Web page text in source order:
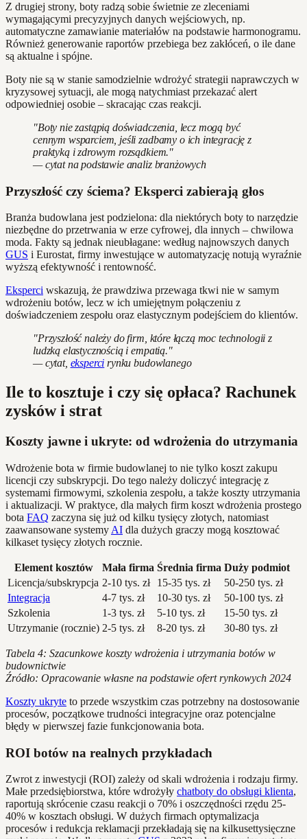
Z drugiej strony, boty radzą sobie świetnie ze zleceniami
wymagającymi precyzyjnych danych wejściowych, np.
automatyczne zamawianie materiałów na podstawie harmonogramu.
Również generowanie raportów przebiega bez zakłóceń, o ile dane
są aktualne i spójne.
Boty nie są w stanie samodzielnie wdrożyć strategii naprawczych w
kryzysowej sytuacji, ale mogą natychmiast przekazać alert
odpowiedniej osobie – skracając czas reakcji.
"Boty nie zastąpią doświadczenia, lecz mogą być
cennym wsparciem, jeśli zadbamy o ich integrację z
praktyką i zdrowym rozsądkiem."
— cytat na podstawie analiz branżowych
Przyszłość czy ściema? Eksperci zabierają głos
Branża budowlana jest podzielona: dla niektórych boty to narzędzie
niezbędne do przetrwania w erze cyfrowej, dla innych – chwilowa
moda. Fakty są jednak nieubłagane: według najnowszych danych
GUS i Eurostat, firmy inwestujące w automatyzację notują wyraźnie
wyższą efektywność i rentowność.
Eksperci wskazują, że prawdziwa przewaga tkwi nie w samym
wdrożeniu botów, lecz w ich umiejętnym połączeniu z
doświadczeniem zespołu oraz elastycznym podejściem do klientów.
"Przyszłość należy do firm, które łączą moc technologii z
ludzką elastycznością i empatią."
— cytat, eksperci rynku budowlanego
Ile to kosztuje i czy się opłaca? Rachunek
zysków i strat
Koszty jawne i ukryte: od wdrożenia do utrzymania
Wdrożenie bota w firmie budowlanej to nie tylko koszt zakupu
licencji czy subskrypcji. Do tego należy doliczyć integrację z
systemami firmowymi, szkolenia zespołu, a także koszty utrzymania
i aktualizacji. W praktyce, dla małych firm koszt wdrożenia prostego
bota FAQ zaczyna się już od kilku tysięcy złotych, natomiast
zaawansowane systemy AI dla dużych graczy mogą kosztować
kilkaset tysięcy złotych rocznie.
Element kosztów Mała firma Średnia firma Duży podmiot
Licencja/subskrypcja 2-10 tys. zł 15-35 tys. zł
50-250 tys. zł
Integracja
4-7 tys. zł 10-30 tys. zł
50-100 tys. zł
Szkolenia
1-3 tys. zł 5-10 tys. zł
15-50 tys. zł
Utrzymanie (rocznie) 2-5 tys. zł 8-20 tys. zł 30-80 tys. zł
Tabela 4: Szacunkowe koszty wdrożenia i utrzymania botów w
budownictwie
Źródło: Opracowanie własne na podstawie ofert rynkowych 2024
Koszty ukryte to przede wszystkim czas potrzebny na dostosowanie
procesów, początkowe trudności integracyjne oraz potencjalne
błędy w pierwszej fazie funkcjonowania bota.
ROI botów na realnych przykładach
Zwrot z inwestycji (ROI) zależy od skali wdrożenia i rodzaju firmy.
Małe przedsiębiorstwa, które wdrożyły chatboty do obsługi klienta,
raportują skrócenie czasu reakcji o 70% i oszczędności rzędu 25-
40% w kosztach obsługi. W dużych firmach optymalizacja
procesów i redukcja reklamacji przekładają się na kilkusettysięczne